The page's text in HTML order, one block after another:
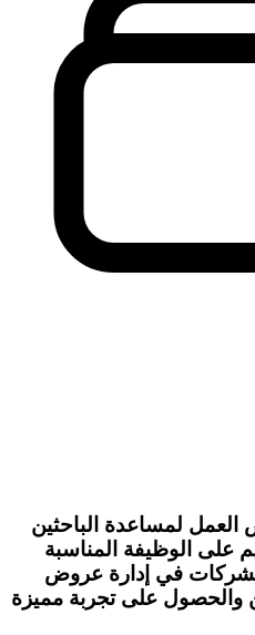
لمساعدة الباحثين
على الوظيفة المناسبة
في إدارة عروض
والحصول على تجربة مميزة